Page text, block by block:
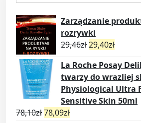
Zarządzanie
rozrywki
29,46zł29,40zł
La Roche Posay
twarzy do wrazliej
Physiological Ultra
Sensitive Skin 50ml
78,10zł78,09zł